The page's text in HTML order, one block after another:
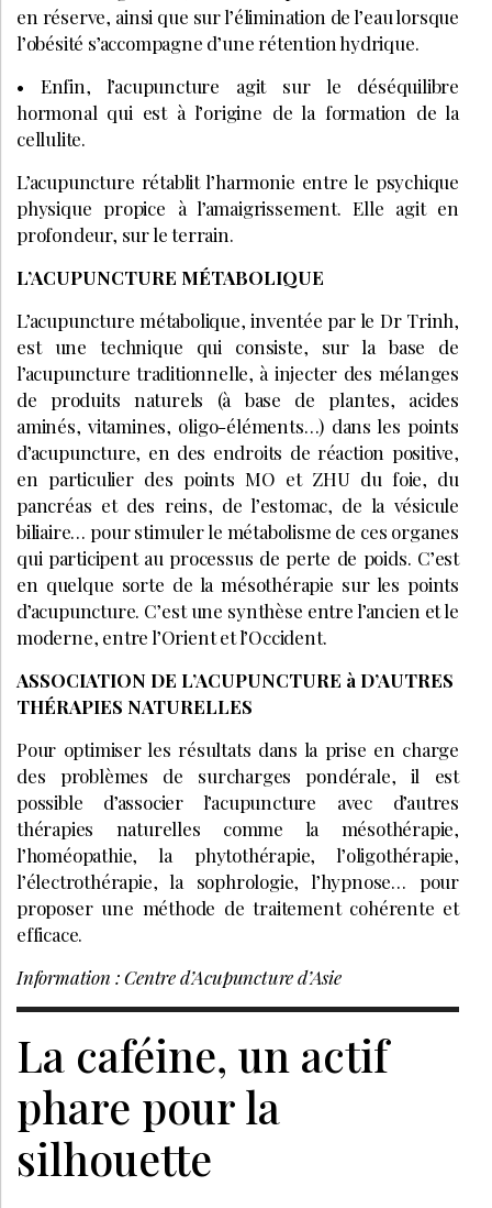
en réserve, ainsi que sur l’élimination de l’eau lorsque
l’obésité s’accompagne d’une rétention hydrique.
• Enfin, l’acupuncture agit sur le déséquilibre
hormonal qui est à l’origine de la formation de la
cellulite.
L’acupuncture rétablit l’harmonie entre le psychique
physique propice à l’amaigrissement. Elle agit en
profondeur, sur le terrain.
L’ACUPUNCTURE MÉTABOLIQUE
L’acupuncture métabolique, inventée par le Dr Trinh,
est une technique qui consiste, sur la base de
l’acupuncture traditionnelle, à injecter des mélanges
de produits naturels (à base de plantes, acides
aminés, vitamines, oligo-éléments…) dans les points
d’acupuncture, en des endroits de réaction positive,
en particulier des points MO et ZHU du foie, du
pancréas et des reins, de l’estomac, de la vésicule
biliaire… pour stimuler le métabolisme de ces organes
qui participent au processus de perte de poids. C’est
en quelque sorte de la mésothérapie sur les points
d’acupuncture. C’est une synthèse entre l’ancien et le
moderne, entre l’Orient et l’Occident.
ASSOCIATION DE L’ACUPUNCTURE à D’AUTRES
THÉRAPIES NATURELLES
Pour optimiser les résultats dans la prise en charge
des problèmes de surcharges pondérale, il est
possible d’associer l’acupuncture avec d’autres
thérapies naturelles comme la mésothérapie,
l’homéopathie, la phytothérapie, l’oligothérapie,
l’électrothérapie, la sophrologie, l’hypnose… pour
proposer une méthode de traitement cohérente et
efficace.
Information : Centre d’Acupuncture d’Asie
La caféine, un actif
phare pour la
silhouette